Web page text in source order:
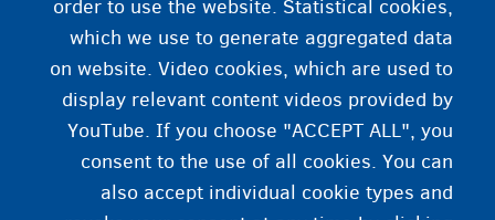
ته د خپل فامیل په لټون یې
ستا سرپرست
order to use the website. Statistical cookies,
which we use to generate aggregated data
on website. Video cookies, which are used to
display relevant content videos provided by
YouTube. If you choose "ACCEPT ALL", you
consent to the use of all cookies. You can
also accept individual cookie types and